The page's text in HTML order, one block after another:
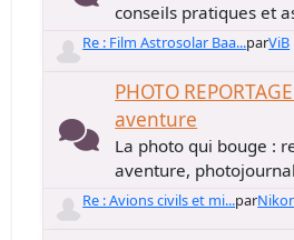
conseils pratiques et
Re : Film Astrosolar Baa...parViB
PHOTO
aventure
La photo qui bouge :
aventure,
Re : Avions civils et mi...par